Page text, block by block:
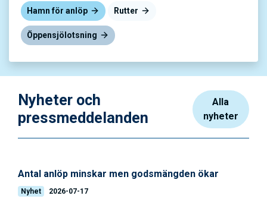
Hamn för anlöp Rutter
Öppensjölotsning
Nyheter och
pressmeddelanden
Alla
nyheter
Antal anlöp minskar men godsmängden ökar
Nyhet 2026-07-17